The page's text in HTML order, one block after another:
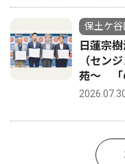
保土ケ谷
日蓮宗
（セン
苑〜 「